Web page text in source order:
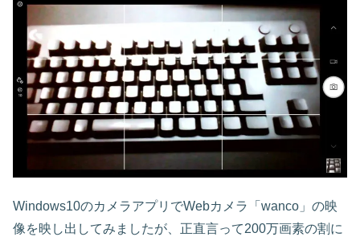
Windows10のカメラアプリでWebカメラ「wanco」の映
像を映し出してみましたが、正直言って200万画素の割に